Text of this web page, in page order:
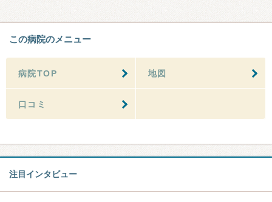
この病院のメニュー
病院TOP 地図
口コミ
注目インタビュー